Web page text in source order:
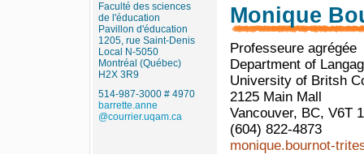
Faculté des sciences
de l'éducation
Pavillon d'éducation
1205, rue Saint-Denis
Local N-5050
Montréal (Québec)
H2X 3R9
514-987-3000 # 4970
barrette.anne
@courrier.uqam.ca
Monique
Professeure agrégée
Department of
University of Britsh
2125 Main Mall
Vancouver, BC, V6T
(604) 822-4873
monique.bournot-